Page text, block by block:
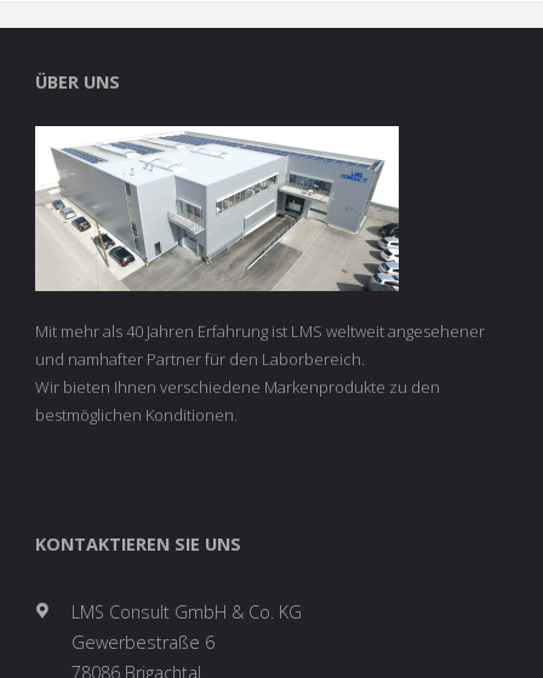
ÜBER UNS
Mit mehr als 40 Jahren Erfahrung ist LMS weltweit angesehener
und namhafter Partner für den Laborbereich.
Wir bieten Ihnen verschiedene Markenprodukte zu den
bestmöglichen Konditionen.
KONTAKTIEREN SIE UNS
LMS Consult GmbH & Co. KG
Gewerbestraße 6
78086 Brigachtal